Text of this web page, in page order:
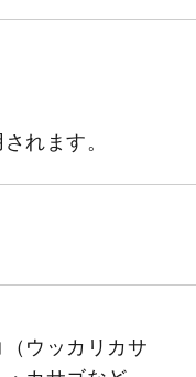
れます。
ウッカリカサ